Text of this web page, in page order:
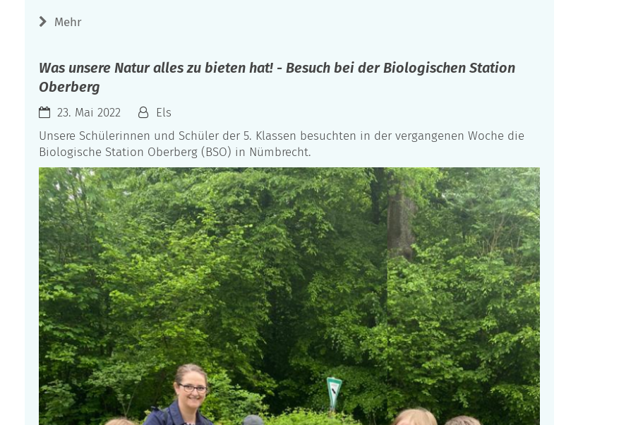
Mehr
Was unsere Natur alles zu bieten hat! - Besuch bei der Biologischen Station
Oberberg
23. Mai 2022
Els
Unsere Schülerinnen und Schüler der 5. Klassen besuchten in der vergangenen Woche die
Biologische Station Oberberg (BSO) in Nümbrecht.